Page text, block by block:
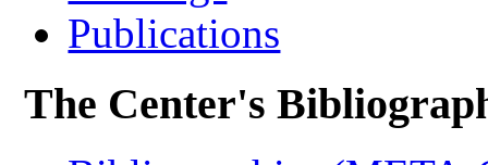
Publications
The Center's